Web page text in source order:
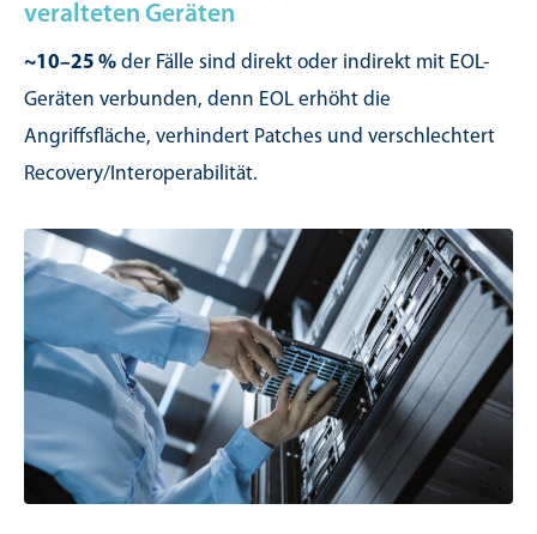
veralteten Geräten
~10–25 % der Fälle sind direkt oder indirekt mit EOL-
Geräten verbunden, denn EOL erhöht die
Angriffsfläche, verhindert Patches und verschlechtert
Recovery/Interoperabilität.